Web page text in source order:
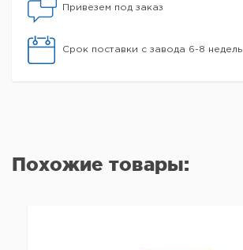
Привезем под заказ
Срок поставки с завода 6-8 недель
Похожие товары: